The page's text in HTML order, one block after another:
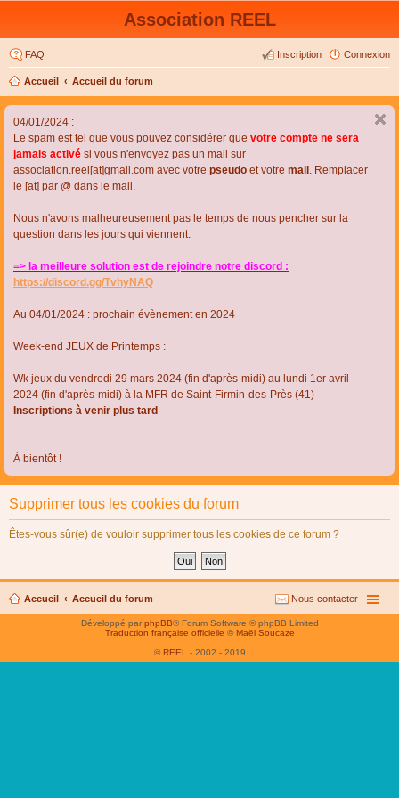
Association REEL
FAQ Connexion
Inscription
Accueil Accueil du forum
04/01/2024 :
Le spam est tel que vous pouvez considérer que votre compte ne sera
jamais activé si vous n'envoyez pas un mail sur
association.reel[at]gmail.com avec votre pseudo et votre mail . Remplacer
le [at] par @ dans le mail.
Nous n'avons malheureusement pas le temps de nous pencher sur la
question dans les jours qui viennent.
=> la meilleure solution est de rejoindre notre discord :
https://discord.gg/TvhyNAQ
Au 04/01/2024 : prochain évènement en 2024
Week-end JEUX de Printemps :
Wk jeux du vendredi 29 mars 2024 (fin d'après-midi) au lundi 1er avril
2024 (fin d'après-midi) à la MFR de Saint-Firmin-des-Près (41)
Inscriptions à venir plus tard
À bientôt !
Supprimer tous les cookies du forum
Êtes-vous sûr(e) de vouloir supprimer tous les cookies de ce forum ?
Accueil Accueil du forum Nous contacter
Développé parphpBB® Forum Software © phpBB Limited
Traduction française officielle © Maël Soucaze
© REEL - 2002 - 2019